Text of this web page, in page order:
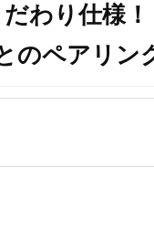
わり仕様
のペアリン